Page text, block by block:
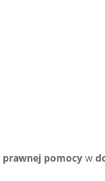
prawnej pomocy w